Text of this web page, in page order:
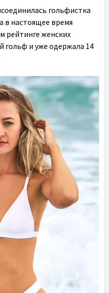
гольфистка
в настоящее время
рейтинге женских
гольф и уже одержала 14